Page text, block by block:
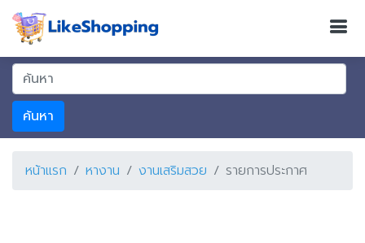
ค้นหา
หน้าแรก หางาน งานเสริมสวย รายการประกาศ